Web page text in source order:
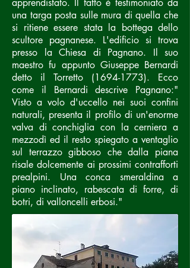
apprendistato. Il fatto è testimoniato da
una targa posta sulle mura di quella che
si ritiene essere stata la bottega dello
scultore pagnanese. L'edificio si trova
presso la Chiesa di Pagnano. Il suo
maestro fu appunto Giuseppe Bernardi
detto il Torretto (1694-1773). Ecco
come il Bernardi descrive Pagnano:"
Visto a volo d'uccello nei suoi confini
naturali, presenta il profilo di un'enorme
valva di conchiglia con la cerniera a
mezzodì ed il resto spiegato a ventaglio
sul terrazzo gibboso che dalla piana
risale dolcemente ai prossimi contrafforti
prealpini. Una conca smeraldina a
piano inclinato, rabescata di forre, di
botri, di valloncelli erbosi."